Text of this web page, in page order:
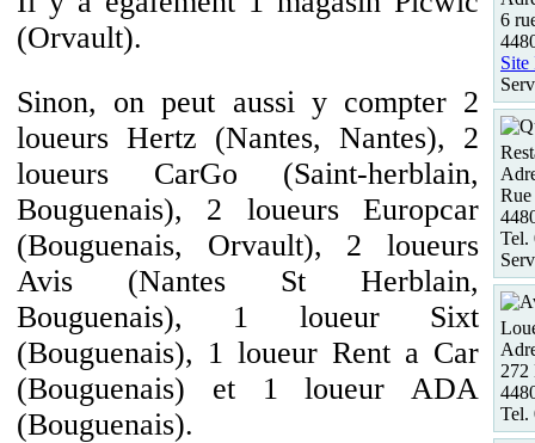
(Orvault).
Sinon, on peut aussi y compter 2
loueurs Hertz (Nantes, Nantes), 2
loueurs CarGo (Saint-herblain,
Bouguenais), 2 loueurs Europcar
(Bouguenais, Orvault), 2 loueurs
Avis (Nantes St Herblain,
Bouguenais), 1 loueur Sixt
(Bouguenais), 1 loueur Rent a Car
(Bouguenais) et 1 loueur ADA
(Bouguenais).
6
Site
Tel.
272
Tel.